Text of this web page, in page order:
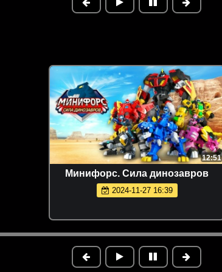
12:51
Минифорс. Сила динозавров
2024-11-27 16:39